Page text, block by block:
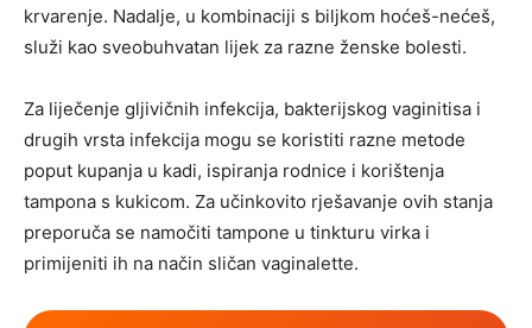
krvarenje. Nadalje, u kombinaciji s biljkom hoćeš-nećeš,
služi kao sveobuhvatan lijek za razne ženske bolesti.
Za liječenje gljivičnih infekcija, bakterijskog vaginitisa i
drugih vrsta infekcija mogu se koristiti razne metode
poput kupanja u kadi, ispiranja rodnice i korištenja
tampona s kukicom. Za učinkovito rješavanje ovih stanja
preporuča se namočiti tampone u tinkturu virka i
primijeniti ih na način sličan vaginalette.